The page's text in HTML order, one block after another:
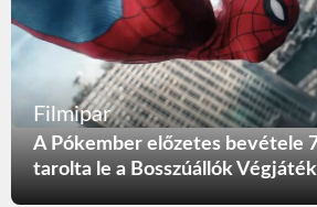
Filmipar
A Pókember előzetes bevétele
tarolta le a Bosszúállók